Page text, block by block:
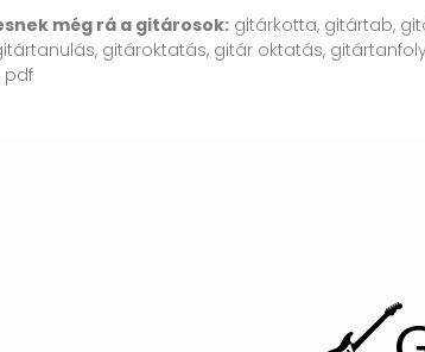
még rá a gitárosok: gitárkotta, gitártab,
gitároktatás, gitár oktatás,
pdf